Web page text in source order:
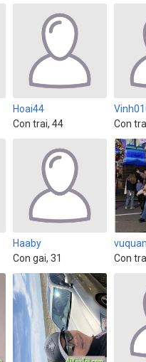
Hoai44
Con trai, 44
Con
Haaby
Con gai, 31
Con